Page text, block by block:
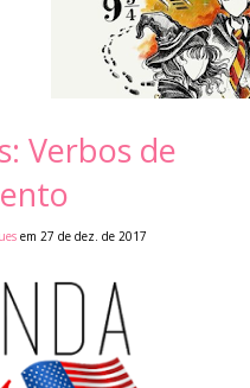
Verbos de
em 27 de dez. de 2017